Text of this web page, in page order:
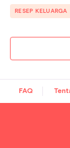
RESEP KELUARGA
FAQ